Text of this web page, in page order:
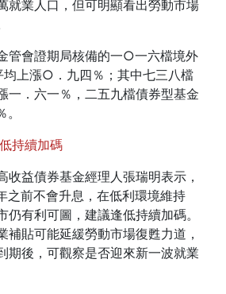
就業人口，但可明顯看出勞動市場
管會證期局核備的一○一六檔境外
均上漲○．九四％；其中七三八檔
一．六一％，二五九檔債券型基金
持續加碼
收益債券基金經理人張瑞明表示，
之前不會升息，在低利環境維持
有利可圖，建議逢低持續加碼。
補貼可能延緩勞動市場復甦力道，
期後，可觀察是否迎來新一波就業